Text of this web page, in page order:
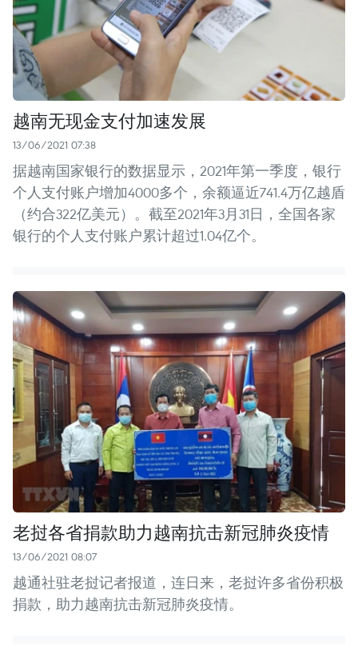
越南无现金支付加速发展
13/06/2021 07:38
据越南国家银行的数据显示，2021年第一季度，银行
个人支付账户增加4000多个，余额逼近741.4万亿越盾
（约合322亿美元）。截至2021年3月31日，全国各家
银行的个人支付账户累计超过1.04亿个。
老挝各省捐款助力越南抗击新冠肺炎疫情
13/06/2021 08:07
越通社驻老挝记者报道，连日来，老挝许多省份积极
捐款，助力越南抗击新冠肺炎疫情。